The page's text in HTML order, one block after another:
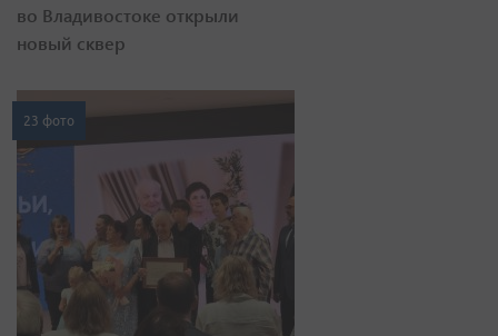
во Владивостоке открыли
новый сквер
23 фото